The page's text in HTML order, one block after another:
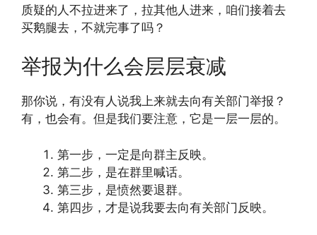
质疑的人不拉进来了，拉其他人进来，咱们接着去
买鹅腿去，不就完事了吗？
举报为什么会层层衰减
那你说，有没有人说我上来就去向有关部门举报？
有，也会有。但是我们要注意，它是一层一层的。
第一步，一定是向群主反映。
第二步，是在群里喊话。
第三步，是愤然要退群。
第四步，才是说我要去向有关部门反映。